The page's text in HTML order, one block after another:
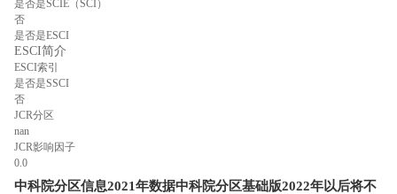
是否是SCIE（SCI）
否
是否是ESCI
ESCI简介
ESCI索引
是否是SSCI
否
JCR分区
nan
JCR影响因子
0.0
中科院分区信息2021年数据中科院分区基础版2022年以后将不